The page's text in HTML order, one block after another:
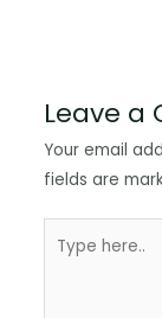
Leave a
Your email
fields are